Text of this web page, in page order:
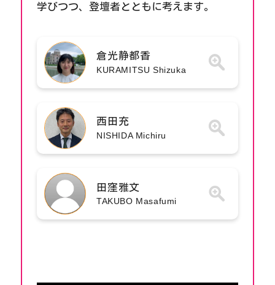
学びつつ、登壇者とともに考えます。
倉光静都香
KURAMITSU Shizuka
西田充
NISHIDA Michiru
田窪雅文
TAKUBO Masafumi